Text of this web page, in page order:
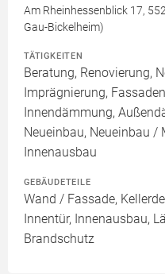
Am Rheinhessenblick 17,
Gau-Bickelheim)
TÄTIGKEITEN
Beratung, Renovierung,
Imprägnierung,
Innendämmung,
Neueinbau, Neueinbau /
Innenausbau
GEBÄUDETEILE
Wand / Fassade,
Innentür, Innenausbau,
Brandschutz